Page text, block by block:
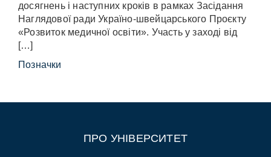
досягнень і наступних кроків в рамках Засідання
Наглядової ради Україно-швейцарського Проєкту
«Розвиток медичної освіти». Участь у заході від
[…]
Позначки
ПРО УНІВЕРСИТЕТ